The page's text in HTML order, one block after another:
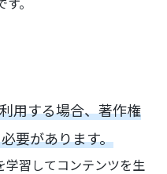
用する場合、著作権
要があります。
学習してコンテンツを生